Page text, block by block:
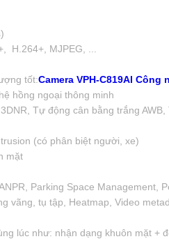
H.264+, MJPEG, ...
tốt:Camera VPH-C819AI Công
hồng ngoại thông minh
Tự động cân bằng trắng
(có phân biệt người, xe)
mặt
Parking Space Management,
vãng, tụ tập, Heatmap, Video
lúc như: nhận dạng khuôn mặt +